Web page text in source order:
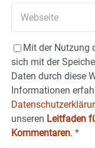
Mit der Nutzung
sich mit der
Daten durch diese
Informationen
unseren Leitfaden
Kommentaren. *